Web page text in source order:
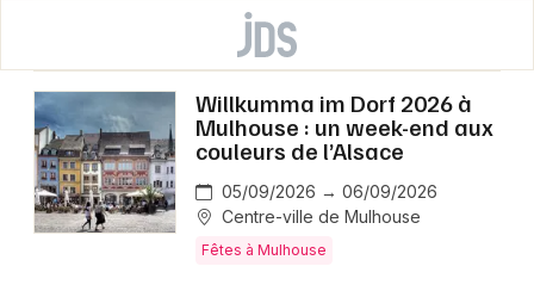
Willkumma im Dorf 2026 à
Mulhouse : un week-end aux
couleurs de l’Alsace
05/09/2026 → 06/09/2026
Centre-ville de Mulhouse
Fêtes à Mulhouse